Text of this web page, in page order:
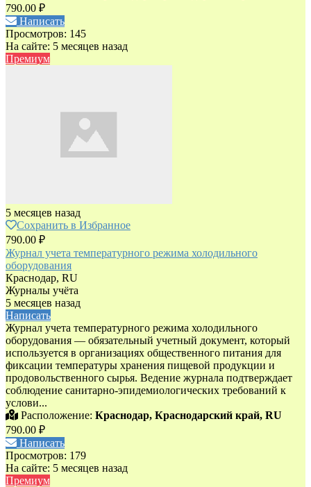
790.00 ₽
Написать
Просмотров: 145
На сайте: 5 месяцев назад
Премиум
5 месяцев назад
Сохранить в Избранное
790.00 ₽
Журнал учета температурного режима холодильного
оборудования
Краснодар, RU
Журналы учёта
5 месяцев назад
Написать
Журнал учета температурного режима холодильного
оборудования — обязательный учетный документ, который
используется в организациях общественного питания для
фиксации температуры хранения пищевой продукции и
продовольственного сырья. Ведение журнала подтверждает
соблюдение санитарно-эпидемиологических требований к
услови...
Расположение: Краснодар, Краснодарский край, RU
790.00 ₽
Написать
Просмотров: 179
На сайте: 5 месяцев назад
Премиум